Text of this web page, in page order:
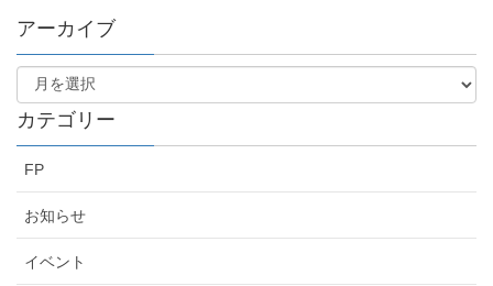
アーカイブ
カテゴリー
FP
お知らせ
イベント